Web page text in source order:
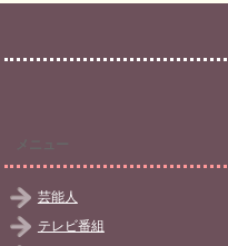
芸能人
テレビ番組